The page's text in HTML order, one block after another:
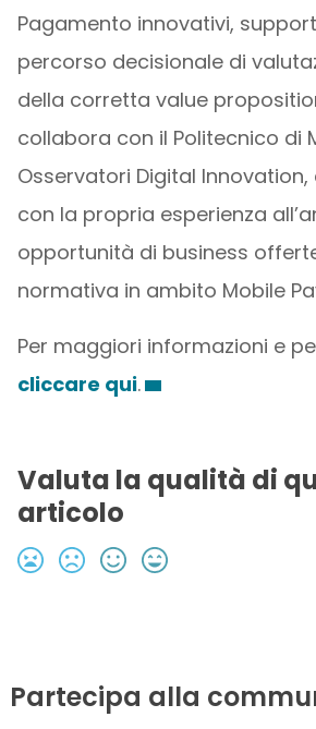
Pagamento innovativi,
percorso decisionale di
della corretta value
collabora con il Politecnico di
Osservatori Digital
con la propria esperienza
opportunità di business
normativa in ambito Mobile
Per maggiori informazioni e
cliccare qui.
Valuta la qualità di
articolo
Partecipa alla